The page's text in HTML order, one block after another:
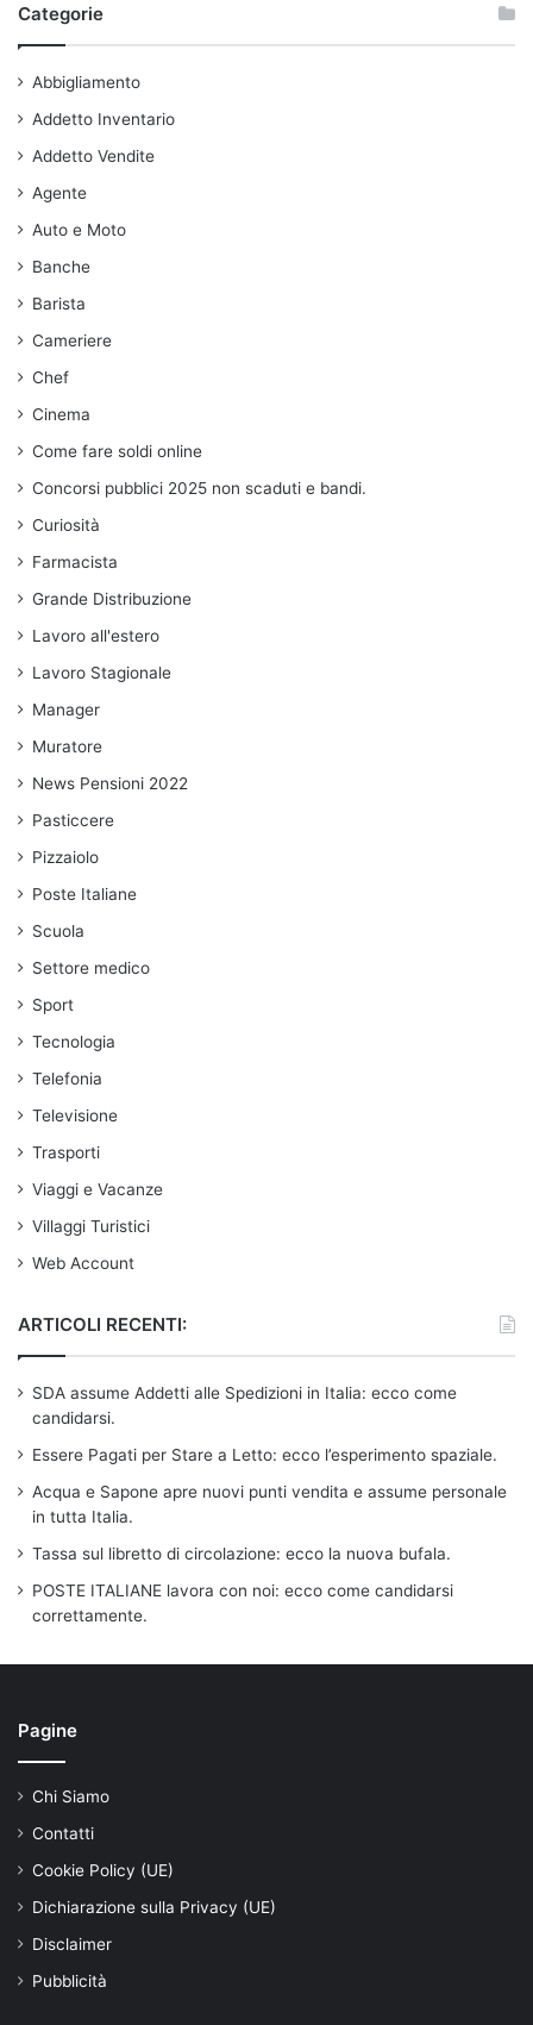
Categorie
Abbigliamento
Addetto Inventario
Addetto Vendite
Agente
Auto e Moto
Banche
Barista
Cameriere
Chef
Cinema
Come fare soldi online
Concorsi pubblici 2025 non scaduti e bandi.
Curiosità
Farmacista
Grande Distribuzione
Lavoro all'estero
Lavoro Stagionale
Manager
Muratore
News Pensioni 2022
Pasticcere
Pizzaiolo
Poste Italiane
Scuola
Settore medico
Sport
Tecnologia
Telefonia
Televisione
Trasporti
Viaggi e Vacanze
Villaggi Turistici
Web Account
ARTICOLI RECENTI:
SDA assume Addetti alle Spedizioni in Italia: ecco come
candidarsi.
Essere Pagati per Stare a Letto: ecco l’esperimento spaziale.
Acqua e Sapone apre nuovi punti vendita e assume personale
in tutta Italia.
Tassa sul libretto di circolazione: ecco la nuova bufala.
POSTE ITALIANE lavora con noi: ecco come candidarsi
correttamente.
Pagine
Chi Siamo
Contatti
Cookie Policy (UE)
Dichiarazione sulla Privacy (UE)
Disclaimer
Pubblicità